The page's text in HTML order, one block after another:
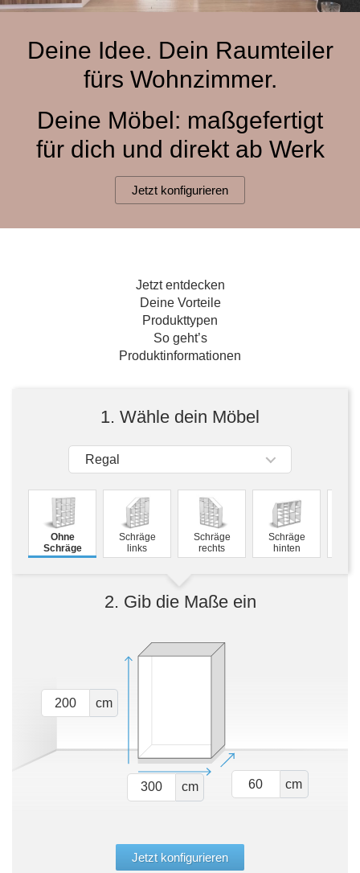
Schuhschrank
Hängeschrank
Hängeboard
TV-Möbel
Sideboard
Massivholz
Badregal
SpiegelschrankPolstermöbel
Sofa
Sessel
Hocker
Küche
Selection
Outdoorküche
der
Deine Idee. Dein Raumteiler
fürs Wohnzimmer.
Deine Möbel: maßgefertigt
für dich und direkt ab Werk
Jetzt konfigurieren
Jetzt entdecken
Deine Vorteile
Produkttypen
So geht’s
Produktinformationen
1. Wähle dein Möbel
Regal
Ohne
Schräge
Schräge
links
Schräge
rechts
Schräge
hinten
2. Gib die Maße ein
cm
cm cm
Jetzt konfigurieren
Kommoden
Massivholz-Schränke & -Regale
Wandboards